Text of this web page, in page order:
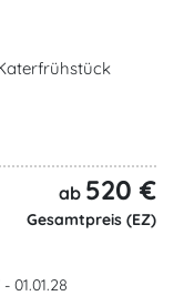
ab 520 €
Gesamtpreis (EZ)
01.01.28